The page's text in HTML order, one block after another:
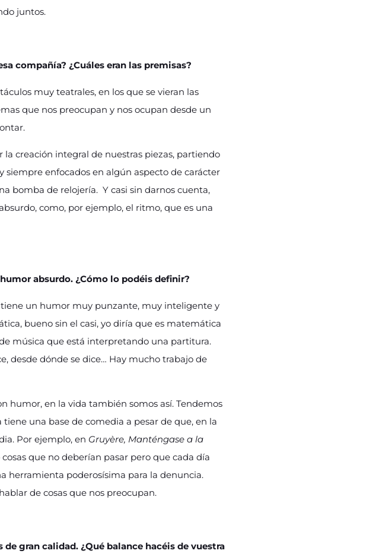
juntos.
compañía? ¿Cuáles eran las premisas?
muy teatrales, en los que se vieran las
que nos preocupan y nos ocupan desde un
la creación integral de nuestras piezas, partiendo
enfocados en algún aspecto de carácter
bomba de relojería. Y casi sin darnos cuenta,
como, por ejemplo, el ritmo, que es una
absurdo. ¿Cómo lo podéis definir?
tiene un humor muy punzante, muy inteligente y
bueno sin el casi, yo diría que es matemática
música que está interpretando una partitura.
desde dónde se dice… Hay mucho trabajo de
humor, en la vida también somos así. Tendemos
una base de comedia a pesar de que, en la
Por ejemplo, en Gruyère, Manténgase a la
que no deberían pasar pero que cada día
herramienta poderosísima para la denuncia.
de cosas que nos preocupan.
gran calidad. ¿Qué balance hacéis de vuestra